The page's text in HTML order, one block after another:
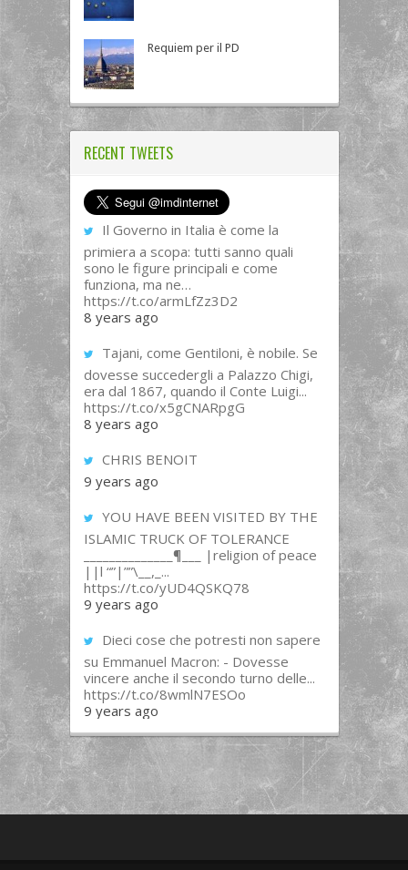
Requiem per il PD
RECENT TWEETS
Il Governo in Italia è come la
primiera a scopa: tutti sanno quali
sono le figure principali e come
funziona, ma ne…
https://t.co/armLfZz3D2
8 years ago
Tajani, come Gentiloni, è nobile. Se
dovesse succedergli a Palazzo Chigi,
era dal 1867, quando il Conte Luigi...
https://t.co/x5gCNARpgG
8 years ago
CHRIS BENOIT
9 years ago
YOU HAVE BEEN VISITED BY THE
ISLAMIC TRUCK OF TOLERANCE
______________¶___ |religion of peace
||l “”|””\__,_...
https://t.co/yUD4QSKQ78
9 years ago
Dieci cose che potresti non sapere
su Emmanuel Macron: - Dovesse
vincere anche il secondo turno delle...
https://t.co/8wmlN7ESOo
9 years ago